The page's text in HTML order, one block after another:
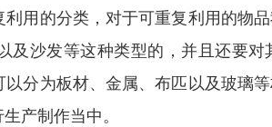
用的分类，对于可重复利用的物
及沙发等这种类型的，并且还要
分为板材、金属、布匹以及玻璃
产制作当中。